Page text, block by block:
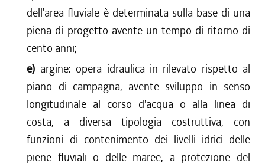
dell'area fluviale è determinata sulla base di una
piena di progetto avente un tempo di ritorno di
cento anni;
e) argine: opera idraulica in rilevato rispetto al
piano di campagna, avente sviluppo in senso
longitudinale al corso d'acqua o alla linea di
costa, a diversa tipologia costruttiva, con
funzioni di contenimento dei livelli idrici delle
piene fluviali o delle maree, a protezione del